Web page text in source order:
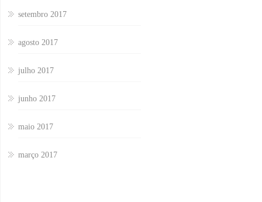
setembro 2017
agosto 2017
julho 2017
junho 2017
maio 2017
março 2017